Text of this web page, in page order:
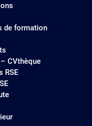
de formation
CVthèque
RSE